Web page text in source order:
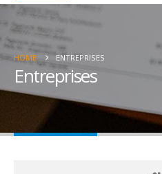
HOME ENTREPRISES
Entreprises